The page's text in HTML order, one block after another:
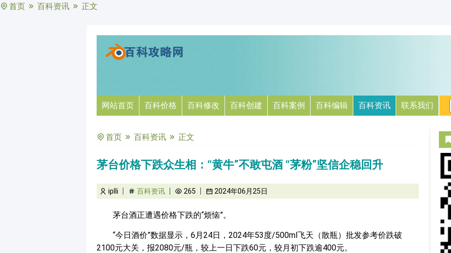
首页 百科资讯 正文
网站首页 百科价格 百科修改 百科创建 百科案例 百科编辑 百科资讯 联系我们
首页 百科资讯 正文
茅台价格下跌众生相：“黄牛”不敢屯酒 “茅粉”坚信企稳回升
iplli 百科资讯 265 2024年06月25日
茅台酒正遭遇价格下跌的“烦恼”。
“今日酒价”数据显示，6月24日，2024年53度/500ml飞天（散瓶）批发参考价跌破
2100元大关，报2080元/瓶，较上一日下跌60元，较月初下跌逾400元。